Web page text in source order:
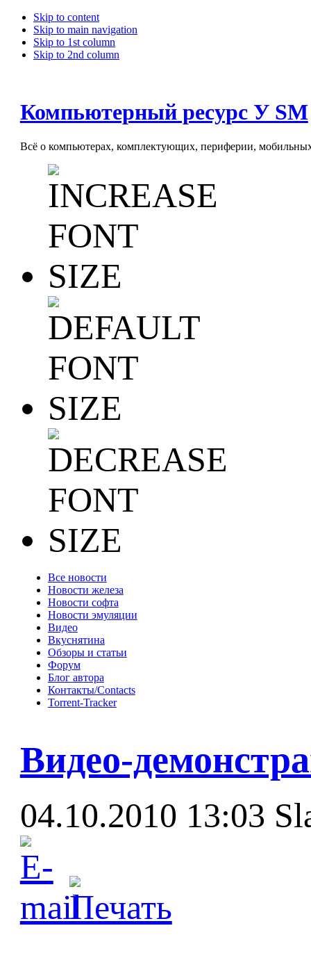
Skip to content
Skip to main navigation
Skip to 1st column
Skip to 2nd column
Компьютерный ресурс У SM
Всё о компьютерах, комплектующих, периферии, мобильных
Все новости
Новости железа
Новости софта
Новости эмуляции
Видео
Вкуснятина
Обзоры и статьи
Форум
Блог автора
Контакты/Contacts
Torrent-Tracker
Видео-
04.10.2010 13:03